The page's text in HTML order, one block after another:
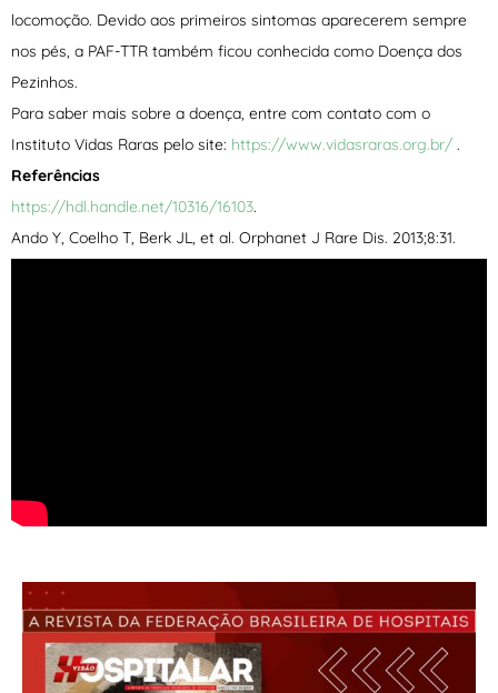
locomoção. Devido aos primeiros sintomas aparecerem sempre
nos pés, a PAF-TTR também ficou conhecida como Doença dos
Pezinhos.
Para saber mais sobre a doença, entre com contato com o
Instituto Vidas Raras pelo site: https://www.vidasraras.org.br/ .
Referências
https://hdl.handle.net/10316/16103.
Ando Y, Coelho T, Berk JL, et al. Orphanet J Rare Dis. 2013;8:31.